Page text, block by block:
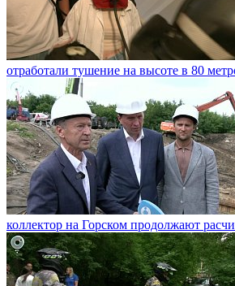
отработали тушение на высоте в 80
коллектор на Горском продолжают